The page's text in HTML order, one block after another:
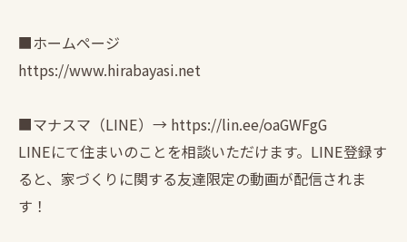
■ホームページ
https://www.hirabayasi.net
■マナスマ（LINE）→ https://lin.ee/oaGWFgG
LINEにて住まいのことを相談いただけます。LINE登録す
ると、家づくりに関する友達限定の動画が配信されま
す！